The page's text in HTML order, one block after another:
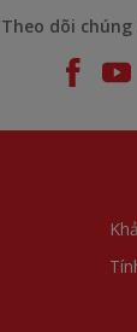
Theo dõi